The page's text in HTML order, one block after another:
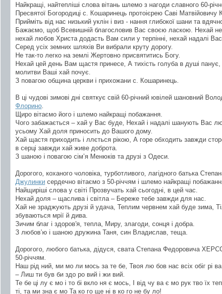
Найкращі, найтепліші слова вітань шлемо з нагоди славного 60-
Пресвятої Богородиці с. Кошаринець протоієрею Саві
Прийміть від нас низький уклін і виз - нання глибокої шани та
Бажаємо, щоб Всевишній благословив Вас своєю ласкою. Нехай
нехай любов Христа додасть Вам сили у терпінні, нехай надалі
Серед усіх земних шляхів Ви вибрали круту дорогу.
Не так-то легко на землі Жертовно присвятитись Богу.
Нехай цей день Вам щастя принесе, А тихість голуба в душі
молитви Ваші хай почує.
З повагою община церкви і прихожани с. Кошаринець.
В ці чудові зимові дні святкує свій 60-річний ювілей шановний
Флорино
Щиро вітаємо його і шлемо найкращі побажання.
Чого забажається – хай у Вас буде, Нехай і надалі шанують Вас
усьому Хай доля приносить до Вашого дому.
Хай щастя приходить і ллється рікою, А горе обходить завжди
в серці завжди хай живе доброта.
З шаною і повагою сім’я Менюків та друзі з Одеси.
Дорогого, коханого чоловіка, турботливого, лагідного батька
Джулинки сердечно вітаємо з 50-річчям і шлемо найкращі
Найщиріші слова у світі Прозвучать хай сьогодні, в цей час.
Нехай доля – щаслива і світла – Береже тебе завжди для нас.
Хай не зраджують друзі й удача, Теплим червнем хай буде зима,
збуваються мрії й дива.
Зичим благ і здоров'я, тепла, Миру, злагоди, сонця і добра.
З любов’ю і шаною дружина Таня, син Владислав, теща.
Дорогого, любого батька, дідуся, свата Степана Федоровича
50-річчям.
Наш рід ний, ми мо ли мось за те бе, Твоя лю бов нас всіх обіг рі
– Лиш ти був би здо ро вий і жи вий.
Те бе ці лу є мо і то бі вкло ня є мось, І від чу ва є мо рук тво їх
ті, та ми зна є мо Та ко го ще ні в ко го не бу ло!